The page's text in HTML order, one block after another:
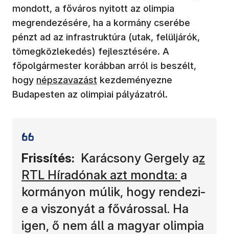
mondott, a főváros nyitott az olimpia
megrendezésére, ha a kormány cserébe
pénzt ad az infrastruktúra (utak, felüljárók,
tömegközlekedés) fejlesztésére. A
főpolgármester korábban arról is beszélt,
hogy népszavazást kezdeményezne
Budapesten az olimpiai pályázatról.
Frissítés: Karácsony Gergely az
RTL Híradónak azt mondta: a
kormányon múlik, hogy rendezi-
e a viszonyát a fővárossal. Ha
igen, ő nem áll a magyar olimpia